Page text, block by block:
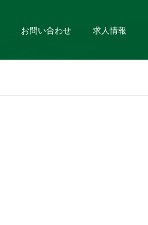
お問い合わせ 求人情報